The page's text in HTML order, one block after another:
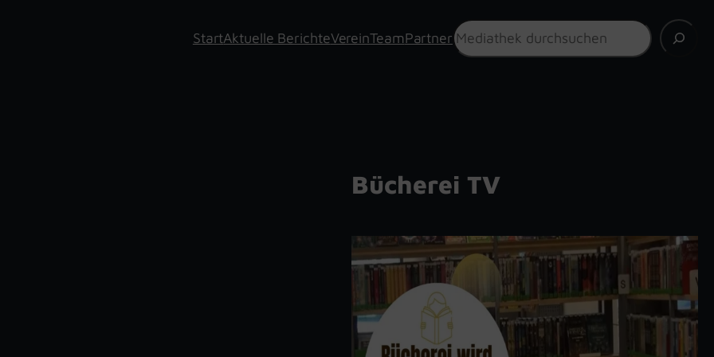
StartAktuelle BerichteVereinTeamPartner
Suchen
Bücherei TV